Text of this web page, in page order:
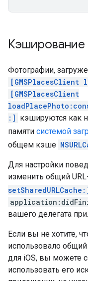
Кэширование
Фотографии,
[GMSPlacesClient
[GMSPlacesClient
:] кэшируются как
памяти системой
общем кэше
Для настройки
изменить общий
вашего делегата
Если вы не хотите,
использовало
для iOS, вы можете
использовать его